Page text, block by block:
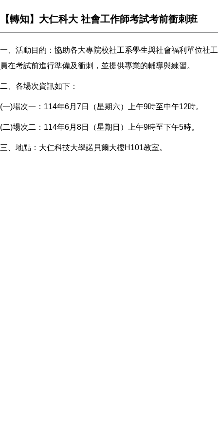
【轉知】大仁科大 社會工作師考試考前衝刺班
一、活動目的：協助各大專院校社工系學生與社會福利單位社工
員在考試前進行準備及衝刺，並提供專業的輔導與練習。
二、各場次資訊如下：
(一)場次一：114年6月7日（星期六）上午9時至中午12時。
(二)場次二：114年6月8日（星期日）上午9時至下午5時。
三、地點：大仁科技大學諾貝爾大樓H101教室。